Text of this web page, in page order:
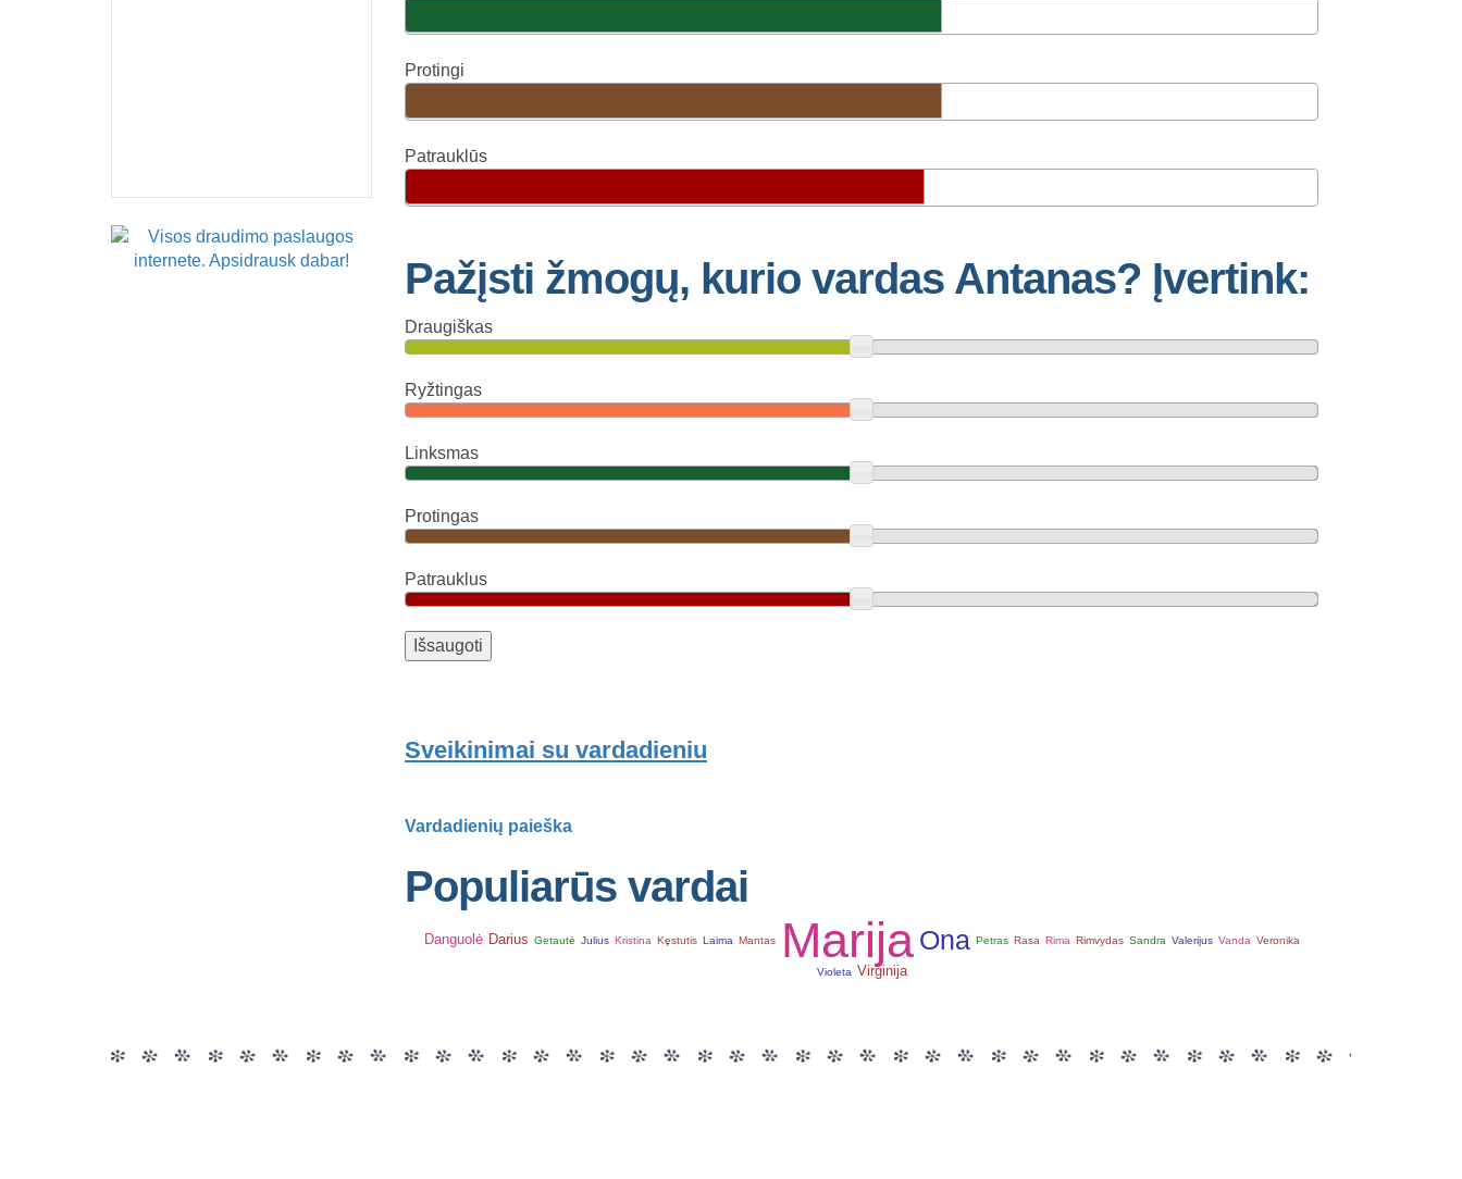
Protingi
Patrauklūs
Pažįsti žmogų, kurio vardas Antanas? Įvertink:
Draugiškas
Ryžtingas
Linksmas
Protingas
Patrauklus
Sveikinimai su vardadieniu
Vardadienių paieška
Populiarūs vardai
Danguolė Darius Getautė Julius Kristina Kęstutis Laima Mantas Marija Ona Petras Rasa Rima Rimvydas Sandra Valerijus Vanda Veronika
Violeta Virginija